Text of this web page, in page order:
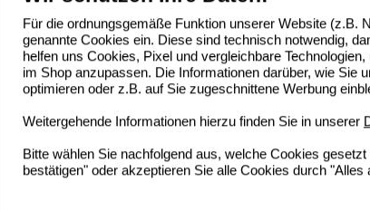
Für die ordnungsgemäße Funktion unserer Website (z.B.
genannte Cookies ein. Diese sind technisch notwendig,
helfen uns Cookies, Pixel und vergleichbare
im Shop anzupassen. Die Informationen darüber, wie Sie
optimieren oder z.B. auf Sie zugeschnittene Werbung
Weitergehende Informationen hierzu finden Sie in unserer
Bitte wählen Sie nachfolgend aus, welche Cookies
bestätigen" oder akzeptieren Sie alle Cookies durch "Alles